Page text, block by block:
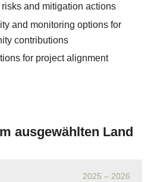
and mitigation actions
and monitoring options for
contributions
for project alignment
ausgewählten Land
2025 – 2026